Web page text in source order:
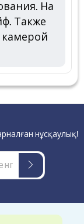
На
Также
камерой
нұсқаулық!